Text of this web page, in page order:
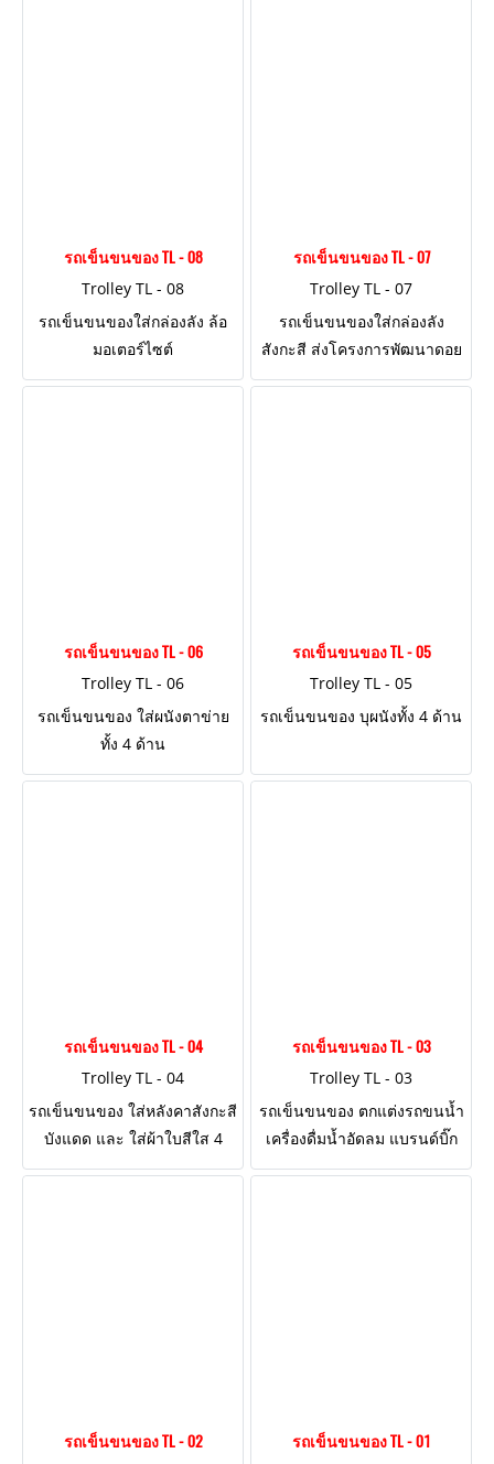
รถเข็นขนของ TL - 08
Trolley TL - 08
รถเข็นขนของใส่กล่องลัง ล้อ
มอเตอร์ไซต์
รถเข็นขนของ TL - 07
Trolley TL - 07
รถเข็นขนของใส่กล่องลัง
สังกะสี ส่งโครงการพัฒนาดอย
ตุง
รถเข็นขนของ TL - 06
Trolley TL - 06
รถเข็นขนของ ใส่ผนังตาข่าย
ทั้ง 4 ด้าน
รถเข็นขนของ TL - 05
Trolley TL - 05
รถเข็นขนของ บุผนังทั้ง 4 ด้าน
รถเข็นขนของ TL - 04
Trolley TL - 04
รถเข็นขนของ ใส่หลังคาสังกะสี
บังแดด และ ใส่ผ้าใบสีใส 4
ด้านสำหรับบังฝน
รถเข็นขนของ TL - 03
Trolley TL - 03
รถเข็นขนของ ตกแต่งรถขนน้ำ
เครื่องดื่มน้ำอัดลม แบรนด์บิ๊ก
โคล่า Big Cola
รถเข็นขนของ TL - 02
รถเข็นขนของ TL - 01